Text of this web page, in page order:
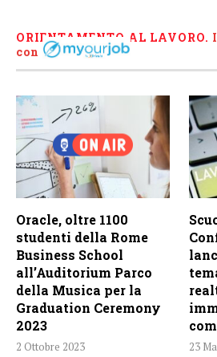
ORIENTAMENTO AL LAVORO. I
con
Oracle, oltre 1100
studenti della Rome
Business School
all’Auditorium Parco
della Musica per la
Graduation Ceremony
2023
2 Ottobre 2023 23